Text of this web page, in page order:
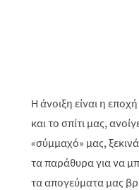
Η άνοιξη είναι η
και το σπίτι μας,
«σύμμαχό» μας,
τα παράθυρα για να
τα απογεύματα μας